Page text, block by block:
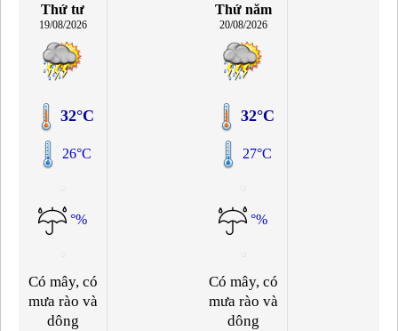
Thứ tư
19/08/2026
32°C
26°C
°%
Có mây, có
mưa rào và
dông
Thứ năm
20/08/2026
32°C
27°C
°%
Có mây, có
mưa rào và
dông